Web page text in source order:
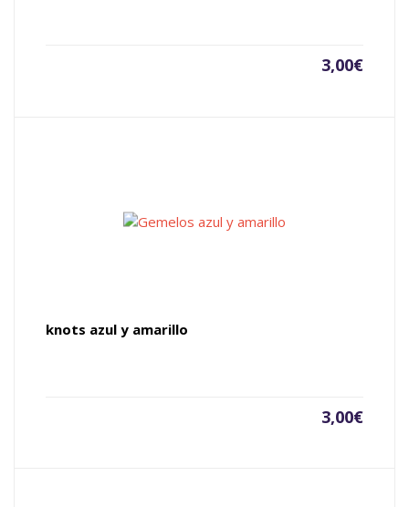
3,00€
knots azul y amarillo
3,00€